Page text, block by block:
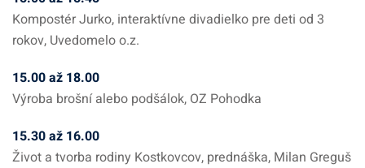
Kompostér Jurko, interaktívne divadielko pre deti od 3
rokov, Uvedomelo o.z.
15.00 až 18.00
Výroba brošní alebo podšálok, OZ Pohodka
15.30 až 16.00
Život a tvorba rodiny Kostkovcov, prednáška, Milan Greguš